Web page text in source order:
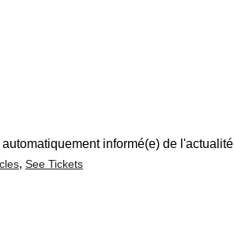
informé(e) de l'actualité
, See Tickets